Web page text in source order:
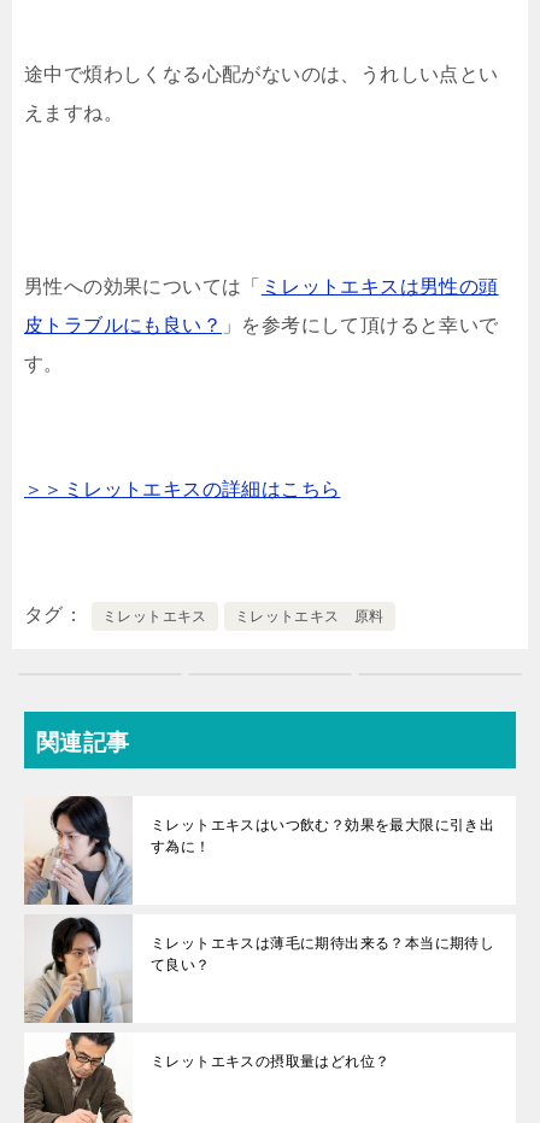
途中で煩わしくなる心配がないのは、うれしい点とい
えますね。
男性への効果については「
ミレットエキスは男性の頭
皮トラブルにも良い？ 」を参考にして頂けると幸いで
す。
＞＞ミレットエキスの詳細はこちら
タグ ミレットエキス ミレットエキス 原料
関連記事
ミレットエキスはいつ飲む？効果を最大限に引き出
す為に！
ミレットエキスは薄毛に期待出来る？本当に期待し
て良い？
ミレットエキスの摂取量はどれ位？